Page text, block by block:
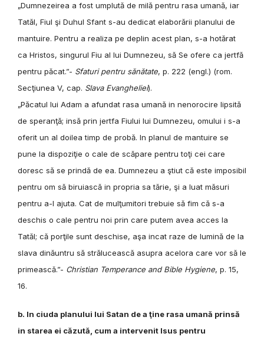
„Dumnezeirea a fost umplută de milă pentru rasa umană, iar
Tatăl, Fiul şi Duhul Sfant s-au dedicat elaborării planului de
mantuire. Pentru a realiza pe deplin acest plan, s-a hotărat
ca Hristos, singurul Fiu al lui Dumnezeu, să Se ofere ca jertfă
pentru păcat.”- Sfaturi pentru sănătate, p. 222 (engl.) (rom.
Secţiunea V, cap. Slava Evangheliei).
„Păcatul lui Adam a afundat rasa umană in nenorocire lipsită
de speranţă; insă prin jertfa Fiului lui Dumnezeu, omului i s-a
oferit un al doilea timp de probă. In planul de mantuire se
pune la dispoziţie o cale de scăpare pentru toţi cei care
doresc să se prindă de ea. Dumnezeu a ştiut că este imposibil
pentru om să biruiască in propria sa tărie, şi a luat măsuri
pentru a-l ajuta. Cat de mulţumitori trebuie să fim că s-a
deschis o cale pentru noi prin care putem avea acces la
Tatăl; că porţile sunt deschise, aşa incat raze de lumină de la
slava dinăuntru să strălucească asupra acelora care vor să le
primească.”- Christian Temperance and Bible Hygiene, p. 15,
16.
b. In ciuda planului lui Satan de a ţine rasa umană prinsă
in starea ei căzută, cum a intervenit Isus pentru